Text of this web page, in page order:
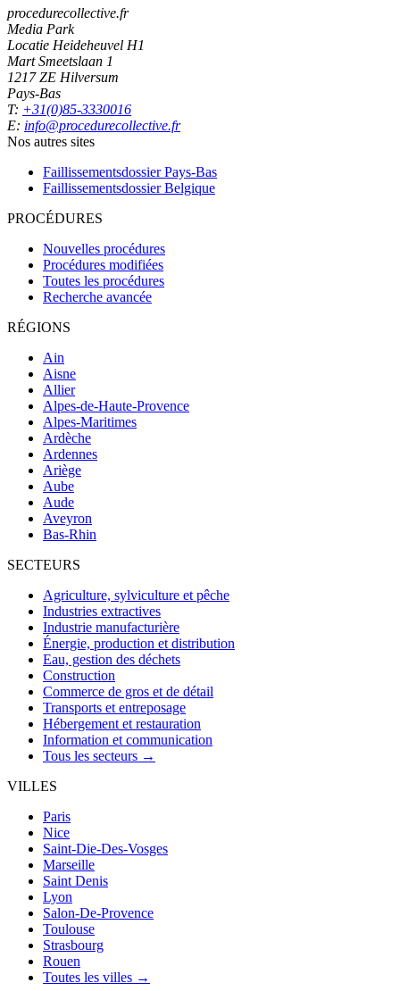
procedurecollective.fr
Media Park
Locatie Heideheuvel H1
Mart Smeetslaan 1
1217 ZE Hilversum
Pays-Bas
T: +31(0)85-3330016
E: info@procedurecollective.fr
Nos autres sites
Faillissementsdossier Pays-Bas
Faillissementsdossier Belgique
PROCÉDURES
Nouvelles procédures
Procédures modifiées
Toutes les procédures
Recherche avancée
RÉGIONS
Ain
Aisne
Allier
Alpes-de-Haute-Provence
Alpes-Maritimes
Ardèche
Ardennes
Ariège
Aube
Aude
Aveyron
Bas-Rhin
SECTEURS
Agriculture, sylviculture et pêche
Industries extractives
Industrie manufacturière
Énergie, production et distribution
Eau, gestion des déchets
Construction
Commerce de gros et de détail
Transports et entreposage
Hébergement et restauration
Information et communication
Tous les secteurs →
VILLES
Paris
Nice
Saint-Die-Des-Vosges
Marseille
Saint Denis
Lyon
Salon-De-Provence
Toulouse
Strasbourg
Rouen
Toutes les villes →